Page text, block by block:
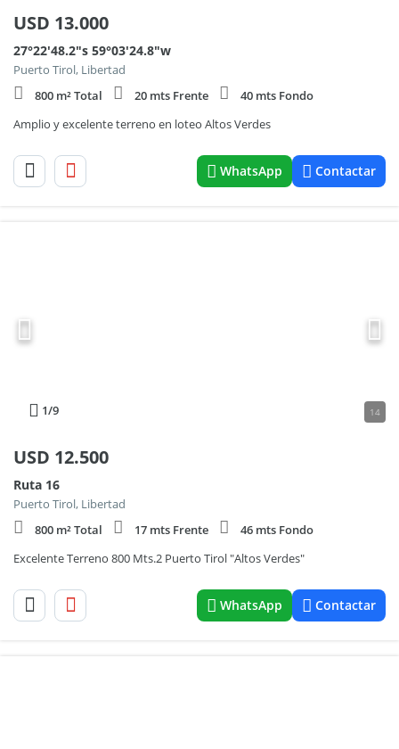
USD 13.000
27°22'48.2"s 59°03'24.8"w
Puerto Tirol, Libertad
800 m² Total
20 mts Frente
40 mts Fondo
Amplio y excelente terreno en loteo Altos Verdes
WhatsApp Contactar
1/9 14
USD 12.500
Ruta 16
Puerto Tirol, Libertad
800 m² Total
17 mts Frente
46 mts Fondo
Excelente Terreno 800 Mts.2 Puerto Tirol "Altos Verdes"
WhatsApp Contactar